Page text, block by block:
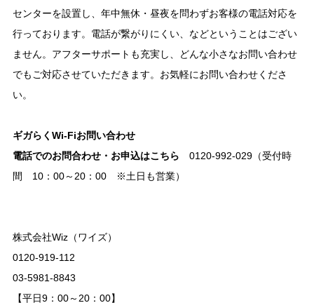
センターを設置し、年中無休・昼夜を問わずお客様の電話対応を
行っております。電話が繋がりにくい、などということはござい
ません。アフターサポートも充実し、どんな小さなお問い合わせ
でもご対応させていただきます。お気軽にお問い合わせくださ
い。
ギガらくWi-Fiお問い合わせ
電話でのお問合わせ・お申込はこちら 0120-992-029（受付時
間 10：00～20：00 ※土日も営業）
株式会社Wiz（ワイズ）
0120-919-112
03-5981-8843
【平日9：00～20：00】